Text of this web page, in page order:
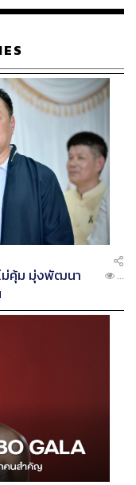
ม่คุ้ม มุ่งพัฒนา
...